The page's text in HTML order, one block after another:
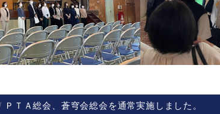
ＰＴＡ総会、蒼穹会総会を通常実施しました。